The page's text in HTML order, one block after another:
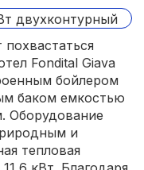
Fondital Giava
бойлером
баком емкостью
Оборудование
и
тепловая